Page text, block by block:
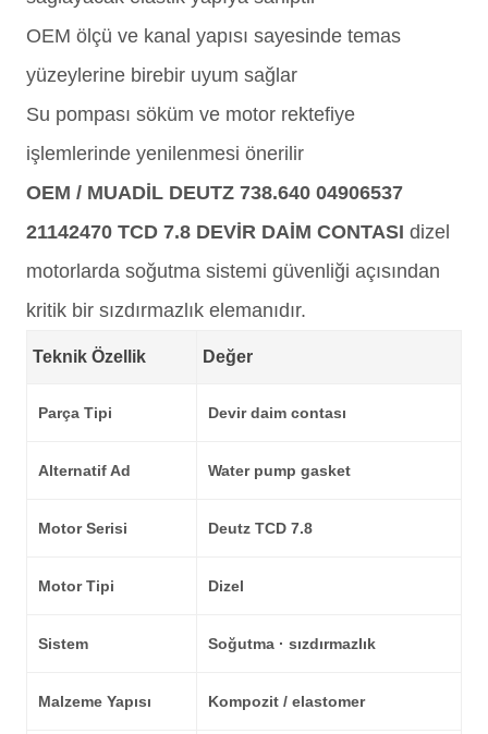
OEM ölçü ve kanal yapısı sayesinde temas
yüzeylerine birebir uyum sağlar
Su pompası söküm ve motor rektefiye
işlemlerinde yenilenmesi önerilir
OEM / MUADİL DEUTZ 738.640 04906537
21142470 TCD 7.8 DEVİR DAİM CONTASI dizel
motorlarda soğutma sistemi güvenliği açısından
kritik bir sızdırmazlık elemanıdır.
Teknik Özellik Değer
Parça Tipi Devir daim contası
Alternatif Ad Water pump gasket
Motor Serisi Deutz TCD 7.8
Motor Tipi Dizel
Sistem Soğutma · sızdırmazlık
Malzeme Yapısı Kompozit / elastomer